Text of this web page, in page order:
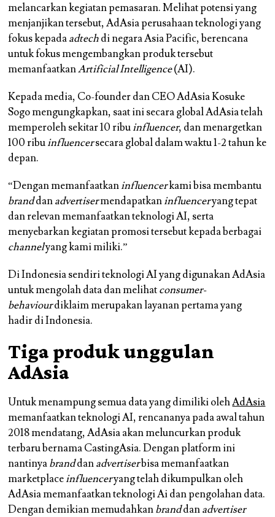
melancarkan kegiatan pemasaran. Melihat potensi yang
menjanjikan tersebut, AdAsia perusahaan teknologi yang
fokus kepadaadtechdi negara Asia Pacific, berencana
untuk fokus mengembangkan produk tersebut
memanfaatkanArtificial Intelligence(AI).
Kepada media, Co-founder dan CEO AdAsia Kosuke
Sogo mengungkapkan, saat ini secara global AdAsia telah
memperoleh sekitar 10 ribuinfluencer, dan menargetkan
100 ribuinfluencersecara global dalam waktu 1-2 tahun ke
depan.
“Dengan memanfaatkaninfluencerkami bisa membantu
branddanadvertisermendapatkaninfluenceryang tepat
dan relevan memanfaatkan teknologi AI, serta
menyebarkan kegiatan promosi tersebut kepada berbagai
channelyang kami miliki.”
Di Indonesia sendiri teknologi AI yang digunakan AdAsia
untuk mengolah data dan melihatconsumer-
behaviourdiklaim merupakan layanan pertama yang
hadir di Indonesia.
Tiga produk unggulan
AdAsia
Untuk menampung semua data yang dimiliki olehAdAsia
memanfaatkan teknologi AI, rencananya pada awal tahun
2018 mendatang, AdAsia akan meluncurkan produk
terbaru bernama CastingAsia. Dengan platform ini
nantinyabranddanadvertiserbisa memanfaatkan
marketplaceinfluenceryang telah dikumpulkan oleh
AdAsia memanfaatkan teknologi Ai dan pengolahan data.
Dengan demikian memudahkanbranddanadvertiser